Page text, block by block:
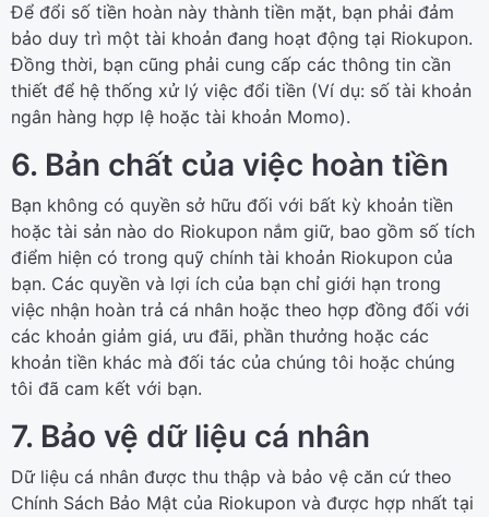
Để đổi số tiền hoàn này thành tiền mặt, bạn phải đảm
bảo duy trì một tài khoản đang hoạt động tại Riokupon.
Đồng thời, bạn cũng phải cung cấp các thông tin cần
thiết để hệ thống xử lý việc đổi tiền (Ví dụ: số tài khoản
ngân hàng hợp lệ hoặc tài khoản Momo).
6. Bản chất của việc hoàn tiền
Bạn không có quyền sở hữu đối với bất kỳ khoản tiền
hoặc tài sản nào do Riokupon nắm giữ, bao gồm số tích
điểm hiện có trong quỹ chính tài khoản Riokupon của
bạn. Các quyền và lợi ích của bạn chỉ giới hạn trong
việc nhận hoàn trả cá nhân hoặc theo hợp đồng đối với
các khoản giảm giá, ưu đãi, phần thưởng hoặc các
khoản tiền khác mà đối tác của chúng tôi hoặc chúng
tôi đã cam kết với bạn.
7. Bảo vệ dữ liệu cá nhân
Dữ liệu cá nhân được thu thập và bảo vệ căn cứ theo
Chính Sách Bảo Mật của Riokupon và được hợp nhất tại